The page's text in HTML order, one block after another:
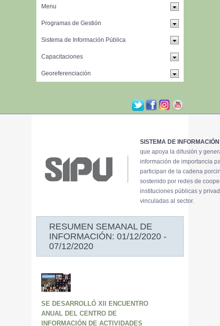
SISTEMA DE
que apoya la difusión y
información de importancia
participan de la cadena
sostenido por redes de
instituciones públicas y
vinculadas al sector.
RESUMEN SEMANAL DE
INFORMACIÓN: 01/12/2020 -
07/12/2020
SE DESARROLLÓ XII ENCUENTRO
ANUAL DEL CENTRO DE
INFORMACIÓN DE ACTIVIDADES